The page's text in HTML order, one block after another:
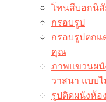
โทนสีบอกนิสั
กรอบรูป
กรอบรูปตกแ
คุณ
ภาพแขวนผนั
วาสนา แบบ
รูปติดผนังห้อ